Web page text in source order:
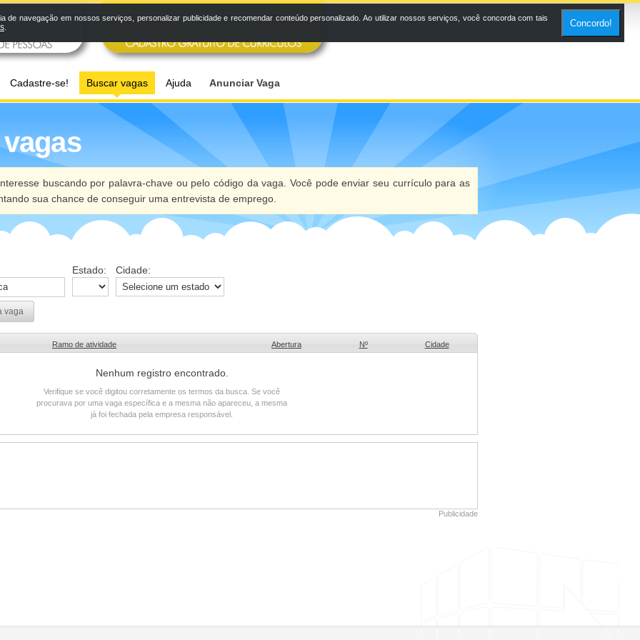
Cadastre-se! Buscar vagas Ajuda Anunciar Vaga
buscando por palavra-chave ou pelo código da vaga. Você pode enviar seu currículo para as
sua chance de conseguir uma entrevista de emprego.
Estado: Cidade:
vaga
Ramo de atividade Abertura Nº Cidade
Nenhum registro encontrado.
Verifique se você digitou corretamente os termos da busca. Se você
procurava por uma vaga específica e a mesma não apareceu, a mesma
já foi fechada pela empresa responsável.
Publicidade
navegação em nossos serviços, personalizar publicidade e recomendar conteúdo personalizado. Ao utilizar nossos serviços, você concorda com tais
Concordo!